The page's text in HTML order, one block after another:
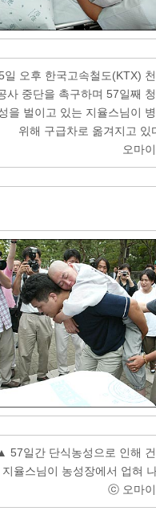
오후 한국고속철도(KTX)
사 중단을 촉구하며 57일째
을 벌이고 있는 지율스님이
위해 구급차로 옮겨지고
오마
57일간 단식농성으로 인해
지율스님이 농성장에서 업혀
ⓒ 오마이